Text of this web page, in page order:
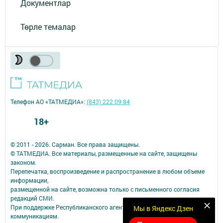
Документлар
Төрле темалар
Мы в Яндекс Дзен
© 2011 - 2026. Сарман. Все права защищены.
© ТАТМЕДИА. Все материалы, размещенные на сайте, защищены
законом.
Перепечатка, воспроизведение и распространение в любом объеме
информации,
размещенной на сайте, возможна только с письменного согласия
редакций СМИ.
При поддержке Республиканского агентства по печати и массовым
коммуникациям.
Телефон АО «ТАТМЕДИА»:(843) 222 09 84
18+